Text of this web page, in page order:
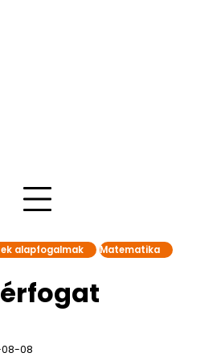
alapfogalmak
Matematika
08